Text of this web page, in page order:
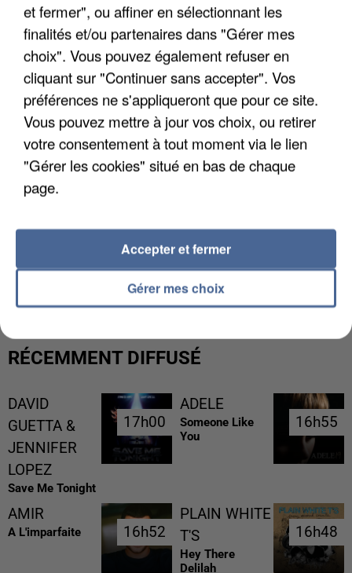
LES DONNÉES DE 300 000 CLIENTS DÉROBÉES À
INTERMARCHÉ APRÈS UNE...
RÉCEMMENT DIFFUSÉ
DAVID
GUETTA &
JENNIFER
LOPEZ
Save Me Tonight
17h00
17h00
ADELE
Someone Like
You
16h55
16h55
AMIR
A L'imparfaite 16h52
16h52
PLAIN WHITE
T'S
Hey There
Delilah
16h48
16h48
et fermer", ou affiner en sélectionnant les
finalités et/ou partenaires dans "Gérer mes
choix". Vous pouvez également refuser en
cliquant sur "Continuer sans accepter". Vos
préférences ne s'appliqueront que pour ce site.
Vous pouvez mettre à jour vos choix, ou retirer
votre consentement à tout moment via le lien
"Gérer les cookies" situé en bas de chaque
page.
Gérer mes choix
Accepter et fermer